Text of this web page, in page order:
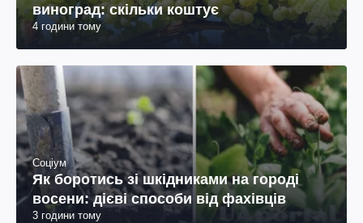
виноград: скільки коштує
4 години тому
Соціум
Як боротись зі шкідниками на городі
восени: дієві способи від фахівців
3 години тому